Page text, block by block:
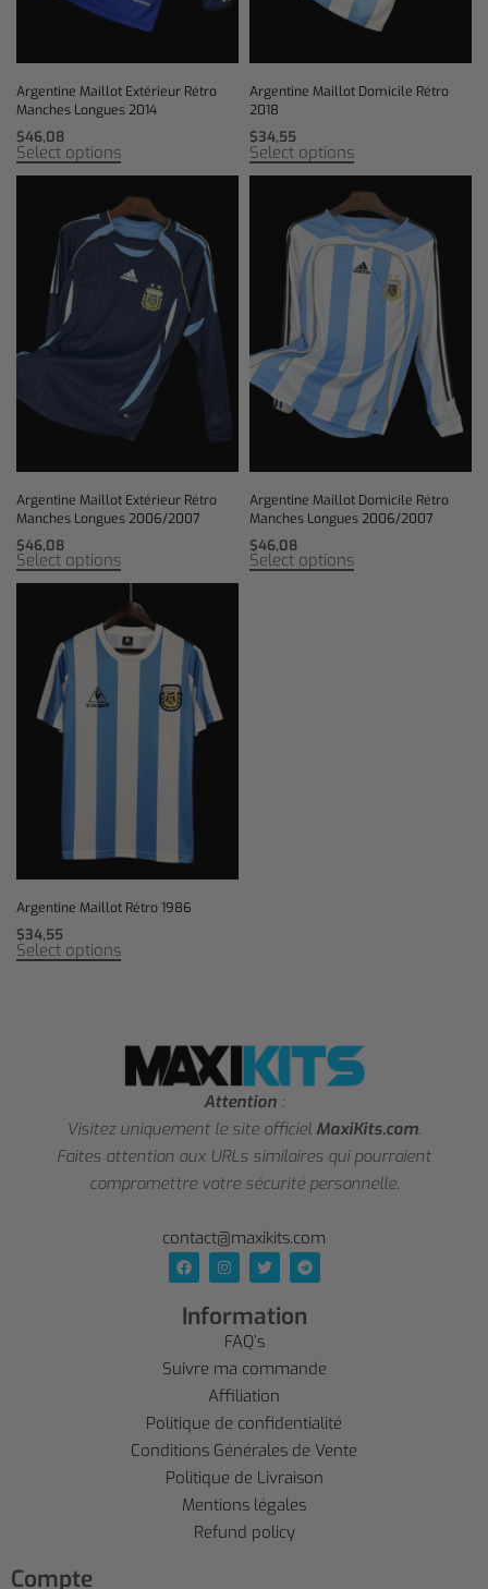
Argentine Maillot Extérieur Rétro
Manches Longues 2014
$46,08
Select options
Argentine Maillot Domicile Rétro
2018
$34,55
Select options
Argentine Maillot Extérieur Rétro
Manches Longues 2006/2007
$46,08
Select options
Argentine Maillot Domicile Rétro
Manches Longues 2006/2007
$46,08
Select options
Argentine Maillot Rétro 1986
$34,55
Select options
Attention :
Visitez uniquement le site officiel MaxiKits.com.
Faites attention aux URLs similaires qui pourraient
compromettre votre sécurité personnelle.
contact@maxikits.com
Information
FAQ’s
Suivre ma commande
Affiliation
Politique de confidentialité
Conditions Générales de Vente
Politique de Livraison
Mentions légales
Refund policy
Compte